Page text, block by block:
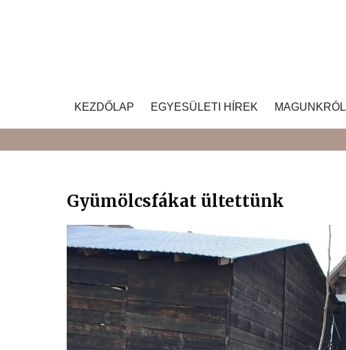
KEZDŐLAP EGYESÜLETI HÍREK MAGUNKRÓL
Gyümölcsfákat ültettünk